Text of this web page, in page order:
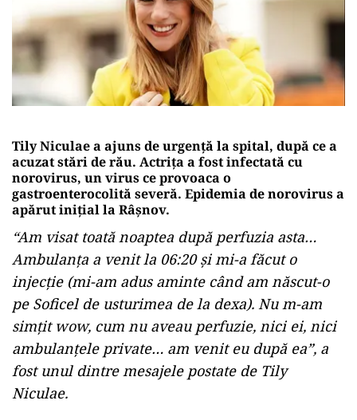
Tily Niculae a ajuns de urgență la spital, după ce a
acuzat stări de rău. Actrița a fost infectată cu
norovirus, un virus ce provoaca o
gastroenterocolită severă. Epidemia de norovirus a
apărut inițial la Râșnov.
“Am visat toată noaptea după perfuzia asta…
Ambulanța a venit la 06:20 și mi-a făcut o
injecție (mi-am adus aminte când am născut-o
pe Soficel de usturimea de la dexa). Nu m-am
simțit wow, cum nu aveau perfuzie, nici ei, nici
ambulanțele private… am venit eu după ea”, a
fost unul dintre mesajele postate de Tily
Niculae.